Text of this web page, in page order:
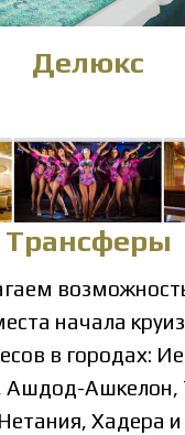
Делюкс
Трансферы
начала
в городах:
Ашдод-Ашкелон,
Хадера и